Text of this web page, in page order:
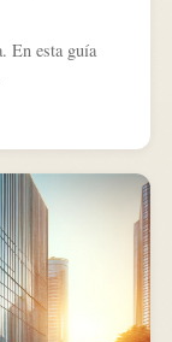
En esta guía